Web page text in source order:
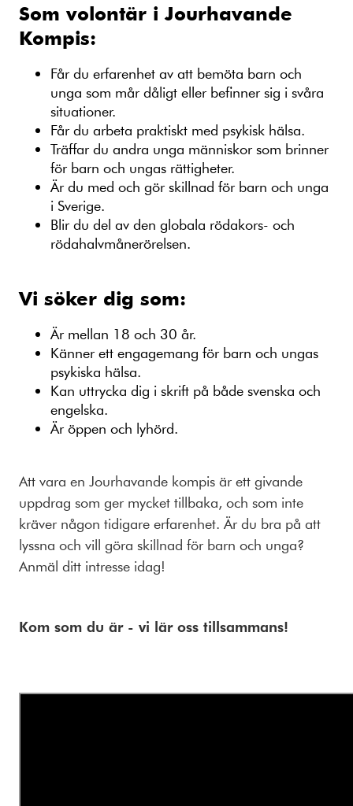
Som volontär i Jourhavande
Kompis:
Får du erfarenhet av att bemöta barn och
unga som mår dåligt eller befinner sig i svåra
situationer.
Får du arbeta praktiskt med psykisk hälsa.
Träffar du andra unga människor som brinner
för barn och ungas rättigheter.
Är du med och gör skillnad för barn och unga
i Sverige.
Blir du del av den globala rödakors- och
rödahalvmånerörelsen.
Vi söker dig som:
Är mellan 18 och 30 år.
Känner ett engagemang för barn och ungas
psykiska hälsa.
Kan uttrycka dig i skrift på både svenska och
engelska.
Är öppen och lyhörd.
Att vara en Jourhavande kompis är ett givande
uppdrag som ger mycket tillbaka, och som inte
kräver någon tidigare erfarenhet. Är du bra på att
lyssna och vill göra skillnad för barn och unga?
Anmäl ditt intresse idag!
Kom som du är - vi lär oss tillsammans!